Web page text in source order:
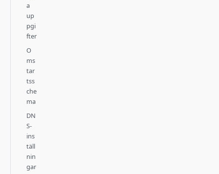
a
up
pgi
fter
O
ms
tar
tss
che
ma
DN
S-
ins
täll
nin
gar